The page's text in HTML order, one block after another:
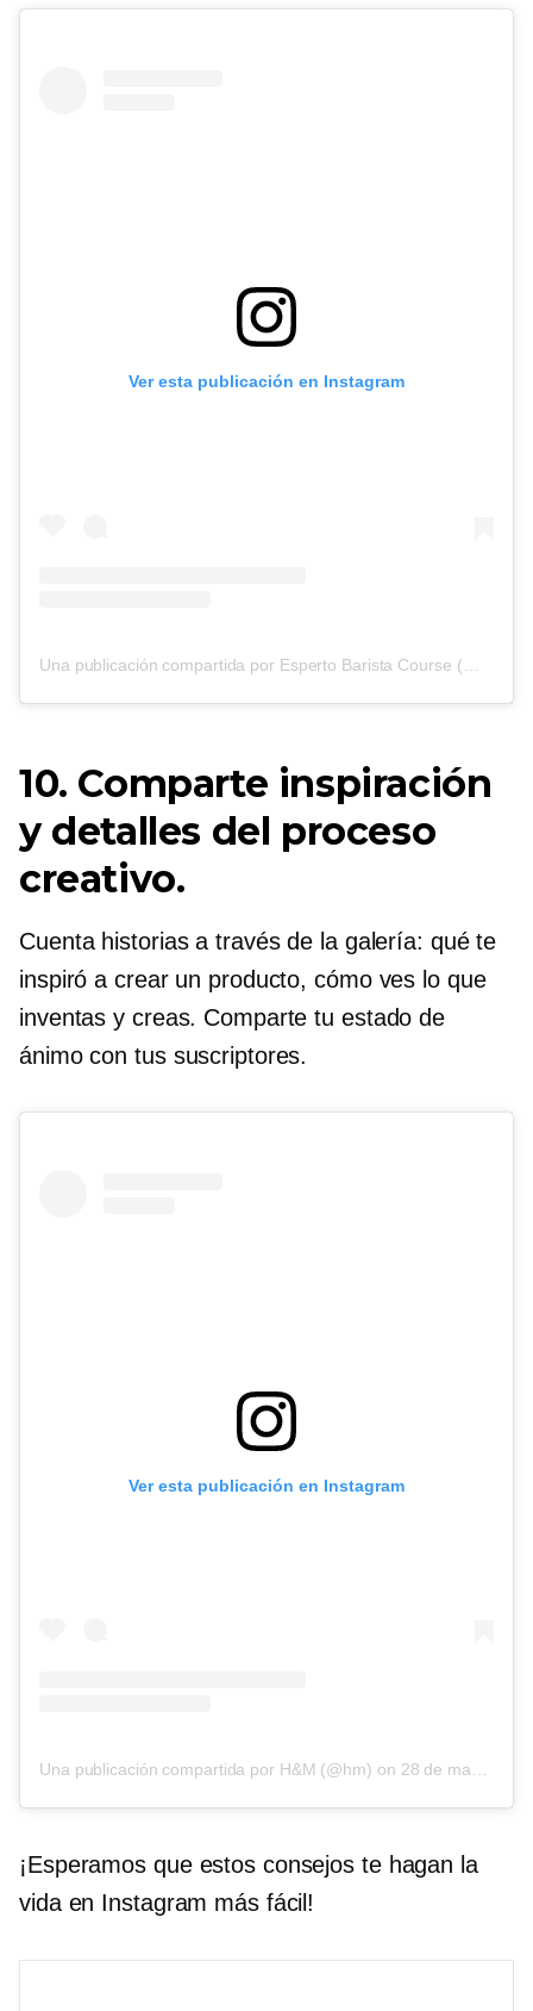
Ver esta publicación en Instagram
Una publicación compartida por Esperto Barista Course (@espertobarista)
10. Comparte inspiración
y detalles del proceso
creativo.
Cuenta historias a través de la galería: qué te
inspiró a crear un producto, cómo ves lo que
inventas y creas. Comparte tu estado de
ánimo con tus suscriptores.
Ver esta publicación en Instagram
Una publicación compartida por H&M (@hm) on 28 de mayo de 2017 a las 1:13 PDT
¡Esperamos que estos consejos te hagan la
vida en Instagram más fácil!